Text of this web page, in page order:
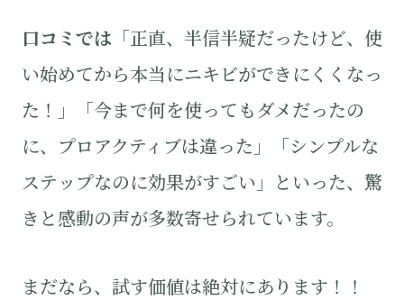
口コミでは 「正直、半信半疑だったけど、使
い始めてから本当にニキビができにくくなっ
た！」「今まで何を使ってもダメだったの
に、プロアクティブは違った」「シンプルな
ステップなのに効果がすごい」といった、驚
きと感動の声が多数寄せられています。
まだなら、試す価値は絶対にあります！！